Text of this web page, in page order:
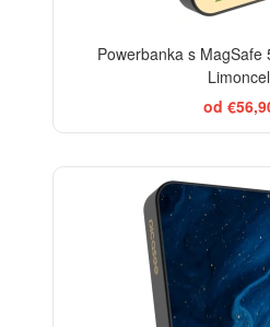
Powerbanka s MagSafe
od